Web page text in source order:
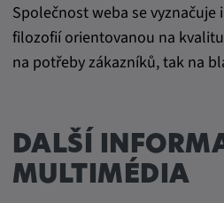
Společnost weba se
filozofií orientovanou na
na potřeby zákazníků, tak na
DALŠÍ
MULTIMÉDIA